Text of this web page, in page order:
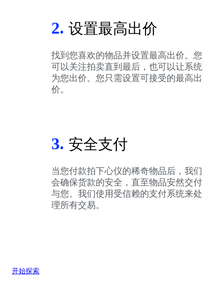
2. 设置最高出价
找到您喜欢的物品并设置最高出价。您
可以关注拍卖直到最后，也可以让系统
为您出价。您只需设置可接受的最高出
价。
3. 安全支付
当您付款拍下心仪的稀奇物品后，我们
会确保货款的安全，直至物品安然交付
与您。我们使用受信赖的支付系统来处
理所有交易。
开始探索